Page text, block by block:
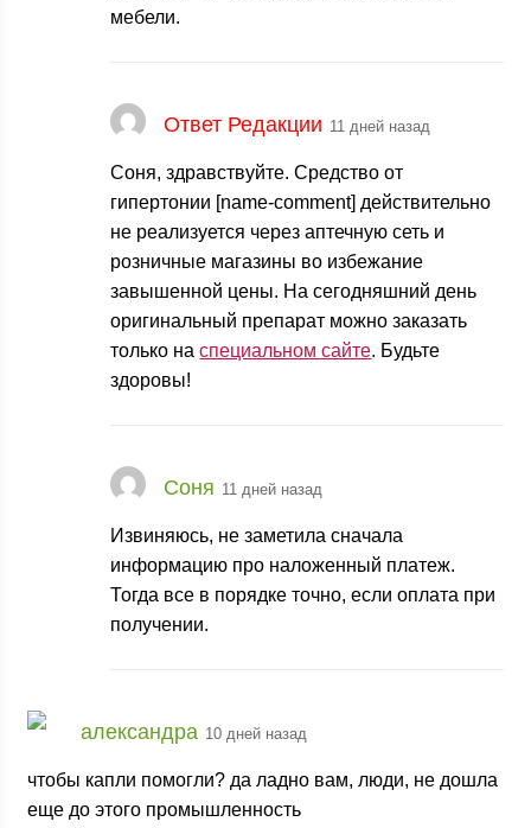
мебели.
Ответ Редакции 11 дней назад
Соня, здравствуйте. Средство от
гипертонии [name-comment] действительно
не реализуется через аптечную сеть и
розничные магазины во избежание
завышенной цены. На сегодняшний день
оригинальный препарат можно заказать
только наспециальном сайте. Будьте
здоровы!
Соня 11 дней назад
Извиняюсь, не заметила сначала
информацию про наложенный платеж.
Тогда все в порядке точно, если оплата при
получении.
александра 10 дней назад
чтобы капли помогли? да ладно вам, люди, не дошла
еще до этого промышленность